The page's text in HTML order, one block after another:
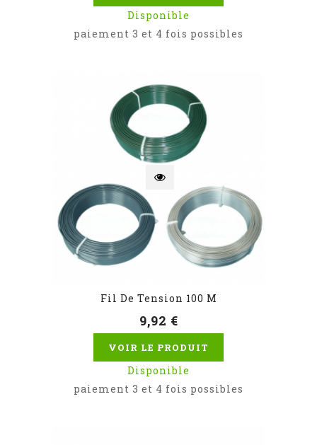
Disponible
paiement 3 et 4 fois possibles
Fil De Tension 100 M
9,92 €
VOIR LE PRODUIT
Disponible
paiement 3 et 4 fois possibles